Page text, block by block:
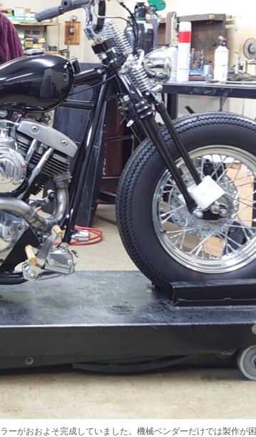
ーがおおよそ完成していました。機械ベンダーだけでは製作が困